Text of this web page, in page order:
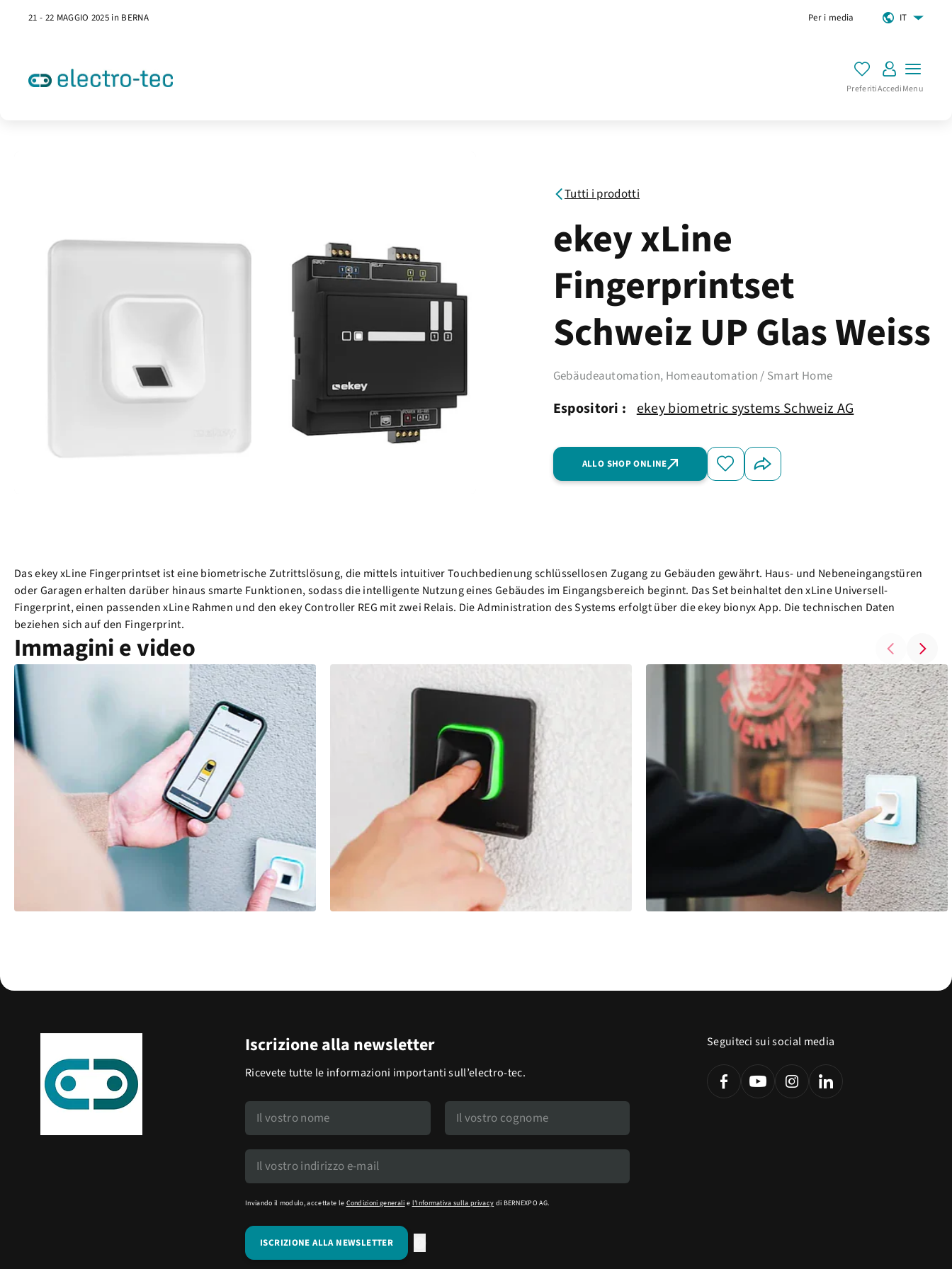
21 - 22 MAGGIO 2025 in BERNA Per i media IT
PreferitiAccediMenu
Tutti i prodotti
ekey xLine
Fingerprintset
Schweiz UP Glas Weiss
Gebäudeautomation, Homeautomation / Smart Home
Espositori : ekey biometric systems Schweiz AG
ALLO SHOP ONLINE
Das ekey xLine Fingerprintset ist eine biometrische Zutrittslösung, die mittels intuitiver Touchbedienung schlüssellosen Zugang zu Gebäuden gewährt. Haus- und Nebeneingangstüren
oder Garagen erhalten darüber hinaus smarte Funktionen, sodass die intelligente Nutzung eines Gebäudes im Eingangsbereich beginnt. Das Set beinhaltet den xLine Universell-
Fingerprint, einen passenden xLine Rahmen und den ekey Controller REG mit zwei Relais. Die Administration des Systems erfolgt über die ekey bionyx App. Die technischen Daten
beziehen sich auf den Fingerprint.
Immagini e video
Iscrizione alla newsletter
Ricevete tutte le informazioni importanti sull’electro-tec.
Inviando il modulo, accettate le Condizioni generali e l'Informativa sulla privacy di BERNEXPO AG.
Seguiteci sui social media